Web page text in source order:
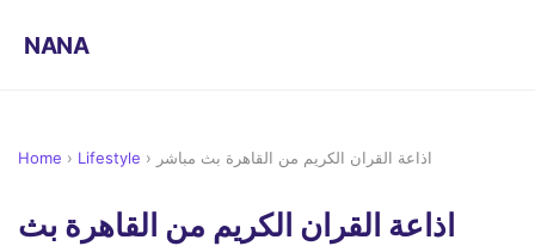
NANA
Home › Lifestyle › اذاعة القران الكريم من القاهرة بث مباشر
اذاعة القران الكريم من القاهرة بث